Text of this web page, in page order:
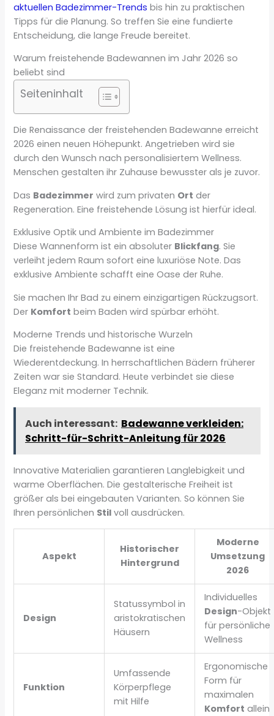
aktuellen Badezimmer-Trends bis hin zu praktischen
Tipps für die Planung. So treffen Sie eine fundierte
Entscheidung, die lange Freude bereitet.
Warum freistehende Badewannen im Jahr 2026 so
beliebt sind
Seiteninhalt
Die Renaissance der freistehenden Badewanne erreicht
2026 einen neuen Höhepunkt. Angetrieben wird sie
durch den Wunsch nach personalisiertem Wellness.
Menschen gestalten ihr Zuhause bewusster als je zuvor.
Das Badezimmer wird zum privaten Ort der
Regeneration. Eine freistehende Lösung ist hierfür ideal.
Exklusive Optik und Ambiente im Badezimmer
Diese Wannenform ist ein absoluter Blickfang. Sie
verleiht jedem Raum sofort eine luxuriöse Note. Das
exklusive Ambiente schafft eine Oase der Ruhe.
Sie machen Ihr Bad zu einem einzigartigen Rückzugsort.
Der Komfort beim Baden wird spürbar erhöht.
Moderne Trends und historische Wurzeln
Die freistehende Badewanne ist eine
Wiederentdeckung. In herrschaftlichen Bädern früherer
Zeiten war sie Standard. Heute verbindet sie diese
Eleganz mit moderner Technik.
Auch interessant: Badewanne verkleiden:
Schritt-für-Schritt-Anleitung für 2026
Innovative Materialien garantieren Langlebigkeit und
warme Oberflächen. Die gestalterische Freiheit ist
größer als bei eingebauten Varianten. So können Sie
Ihren persönlichen Stil voll ausdrücken.
Aspekt
Historischer
Hintergrund
Moderne
Umsetzung
2026
Design
Statussymbol in
aristokratischen
Häusern
Individuelles
Design-Objekt
für persönliche
Wellness
Funktion
Umfassende
Körperpflege
mit Hilfe
Ergonomische
Form für
maximalen
Komfort allein